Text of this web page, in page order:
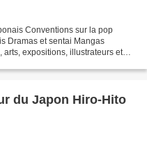
Conventions sur la pop
Dramas et sentai Mangas
arts, expositions, illustrateurs et
du Japon Hiro-Hito